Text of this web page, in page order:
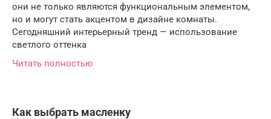
они не только являются функциональным элементом,
но и могут стать акцентом в дизайне комнаты.
Сегодняшний интерьерный тренд — использование
светлого оттенка
Читать полностью
Как выбрать масленку